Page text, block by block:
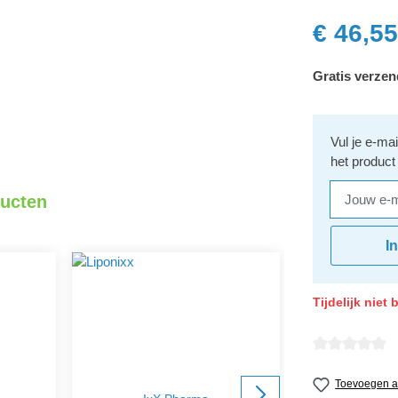
€ 46,55
Gratis
Vul je e-
het
Tijdelijk niet
Toevoegen